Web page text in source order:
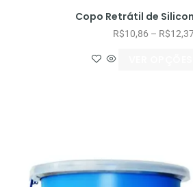
Copo Retrátil de
R$10,86 – R$